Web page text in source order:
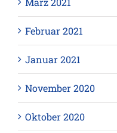
Februar 2021
Januar 2021
November 2020
Oktober 2020